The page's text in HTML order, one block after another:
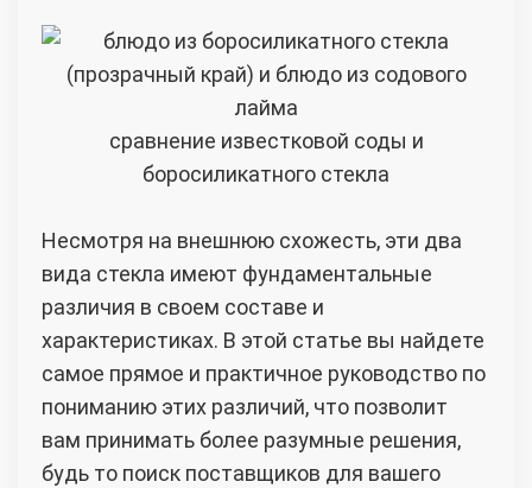
сравнение известковой соды и
боросиликатного стекла
Несмотря на внешнюю схожесть, эти два
вида стекла имеют фундаментальные
различия в своем составе и
характеристиках. В этой статье вы найдете
самое прямое и практичное руководство по
пониманию этих различий, что позволит
вам принимать более разумные решения,
будь то поиск поставщиков для вашего